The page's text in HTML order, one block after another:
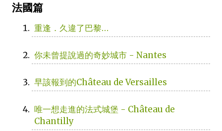
法國篇
重逢．久違了巴黎…
你未曾提說過的奇妙城市 - Nantes
早該報到的Château de Versailles
唯一想走進的法式城堡 - Château de
Chantilly